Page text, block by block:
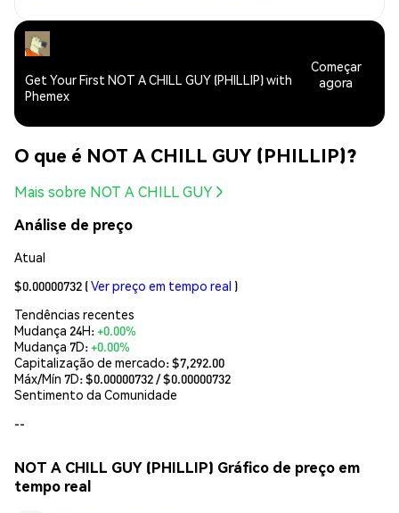
Get Your First NOT A CHILL GUY (PHILLIP) with
Phemex
Começar
agora
O que é NOT A CHILL GUY (PHILLIP)?
Mais sobre NOT A CHILL GUY
Análise de preço
Atual
$0.00000732 (Ver preço em tempo real )
Tendências recentes
Mudança 24H:+0.00%
Mudança 7D:+0.00%
Capitalização de mercado:$7,292.00
Máx/Mín 7D: $0.00000732/ $0.00000732
Sentimento da Comunidade
--
NOT A CHILL GUY (PHILLIP) Gráfico de preço em
tempo real